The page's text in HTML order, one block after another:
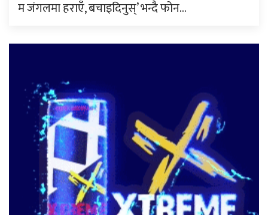
म जंगलमा हराएँ, बचाइदिनुस्’ भन्दै फोन…